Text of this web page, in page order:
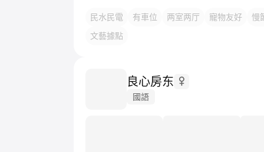
民水民電 有車位 两室两厅 寵物友好
慢
文藝據點
良心房东
國語